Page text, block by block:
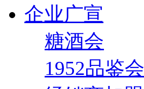
企业广宣
糖酒会
1952品鉴会